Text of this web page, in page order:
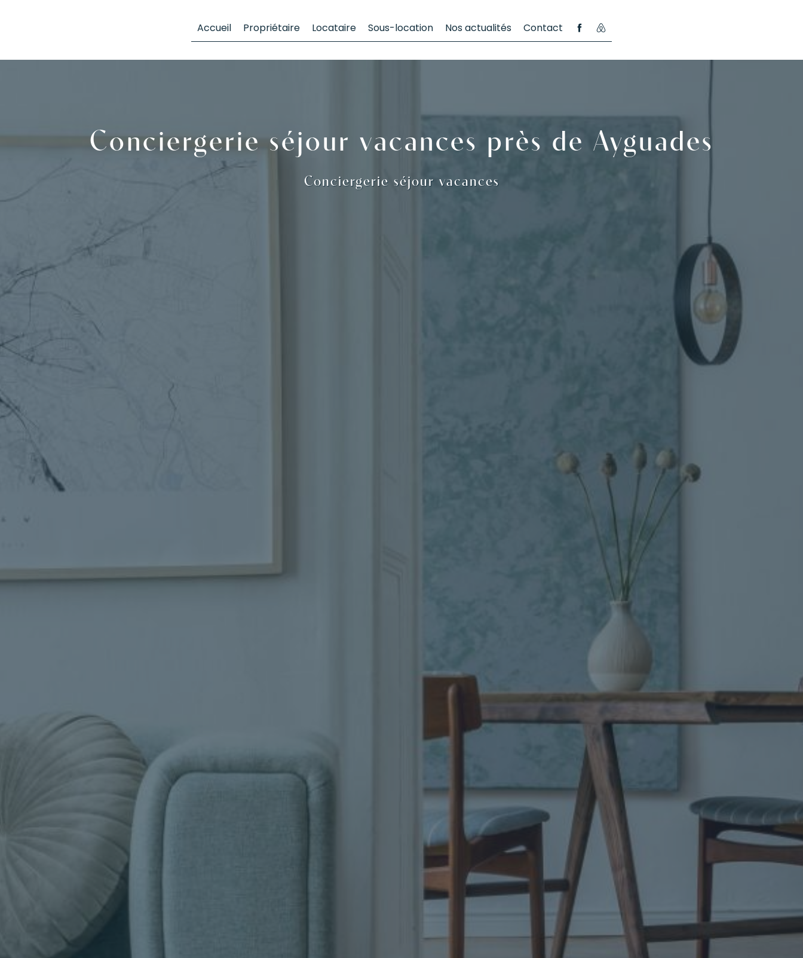
Accueil Propriétaire Locataire Sous-location Nos actualités Contact
Conciergerie séjour vacances près de Ayguades
Conciergerie séjour vacances